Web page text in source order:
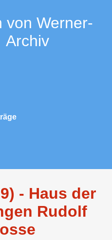
von Werner-
Archiv
- Haus der
Rudolf